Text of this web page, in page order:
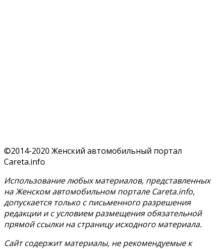
©2014-2020 Женский автомобильный портал
Careta.info
Использование любых материалов, представленных
на Женском автомобильном портале Careta.info,
допускается только с письменного разрешения
редакции и с условием размещения обязательной
прямой ссылки на страницу исходного материала.
Сайт содержит материалы, не рекомендуемые к